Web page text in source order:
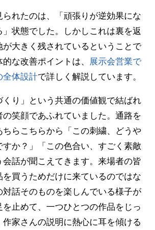
られたのは、「頑張りが逆効果にな
」状態でした。しかしこれは裏を返
が大きく残されているということで
な改善ポイントは、 展示会営業で
全体設計で詳しく解説しています。
くり」という共通の価値観で結ばれ
の笑顔であふれていました。通路を
ちらこちらから「この刺繍、どうや
すか？」「この色合い、すごく素敵
会話が聞こえてきます。来場者の皆
を買うためだけに来ているのではな
対話そのものを楽しんでいる様子が
止めて、一つひとつの作品をじっ
作家さんの説明に熱心に耳を傾ける